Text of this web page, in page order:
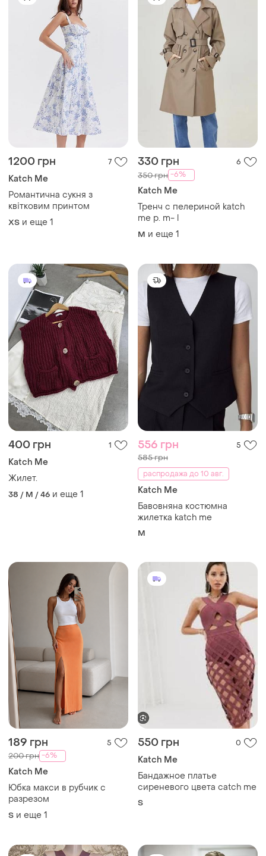
1200 грн 7
Katch Me
Романтична сукня з
квітковим принтом
ХS и еще 1
330 грн 6
350 грн -6%
Katch Me
Тренч с пелериной katch
me р. m- l
M и еще 1
400 грн 1
Katch Me
Жилет.
38 / M / 46 и еще 1
556 грн 5
585 грн
распродажа до 10 авг.
Katch Me
Бавовняна костюмна
жилетка katch me
M
189 грн 5
200 грн -6%
Katch Me
Юбка макси в рубчик с
разрезом
S и еще 1
550 грн 0
Katch Me
Бандажное платье
сиреневого цвета catch me
S